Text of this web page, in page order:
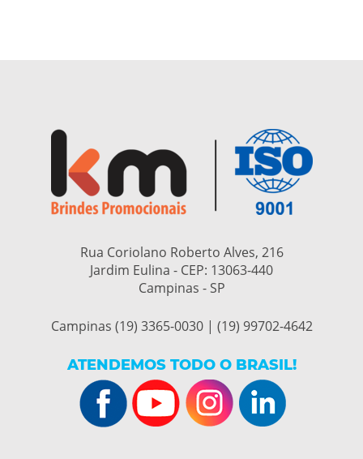
Rua Coriolano Roberto Alves, 216
Jardim Eulina - CEP: 13063-440
Campinas - SP
Campinas (19) 3365-0030 | (19) 99702-4642
ATENDEMOS TODO O BRASIL!